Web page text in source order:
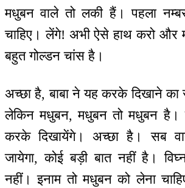
मधुबन वाले तो लकी हैं। पहला
चाहिए। लेंगे! अभी ऐसे हाथ करो और
बहुत गोल्डन चांस है।
अच्छा है, बाबा ने यह करके दिखाने
लेकिन मधुबन, मधुबन तो मधुबन है।
करके दिखायेंगे। अच्छा है। सब
जायेगा, कोई बड़ी बात नहीं है।
नहीं। इनाम तो मधुबन को लेना